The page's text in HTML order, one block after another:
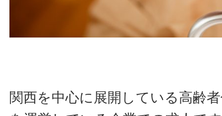
関西を中心に展開している高齢